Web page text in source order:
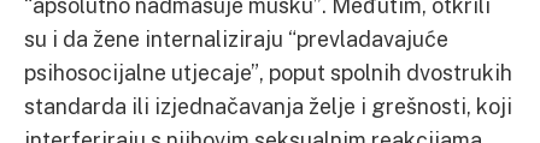
su i da žene internaliziraju “prevladavajuće
psihosocijalne utjecaje”, poput spolnih dvostrukih
standarda ili izjednačavanja želje i grešnosti, koji